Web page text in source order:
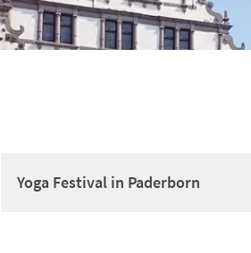
Yoga Festival in Paderborn